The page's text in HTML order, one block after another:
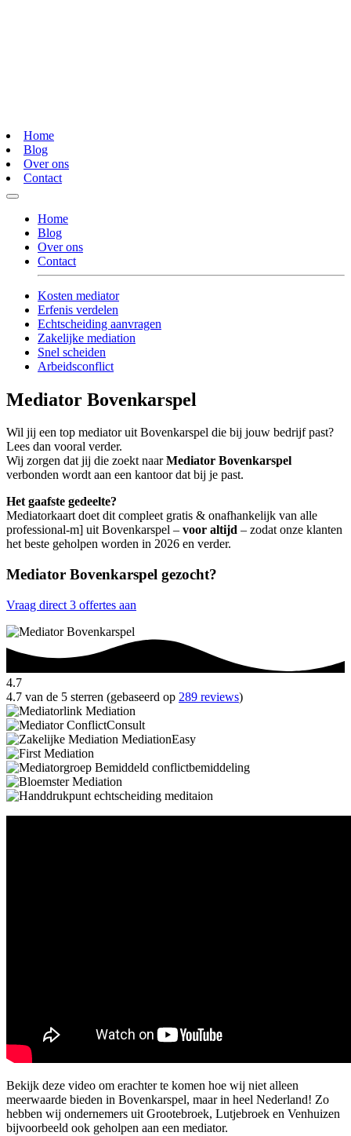
Home
Blog
Over ons
Contact
Home
Blog
Over ons
Contact
Kosten mediator
Erfenis verdelen
Echtscheiding aanvragen
Zakelijke mediation
Snel scheiden
Arbeidsconflict
Mediator Bovenkarspel
Wil jij een top mediator uit Bovenkarspel die bij jouw bedrijf past?
Lees dan vooral verder.
Wij zorgen dat jij die zoekt naarMediator Bovenkarspel
verbonden wordt aan een kantoor dat bij je past.
Het gaafste gedeelte?
Mediatorkaart doet dit compleet gratis & onafhankelijk van alle
professional-m] uit Bovenkarspel – voor altijd – zodat onze klanten
het beste geholpen worden in 2026 en verder.
Mediator Bovenkarspel gezocht?
Vraag direct 3 offertes aan
4.7
4.7 van de 5 sterren (gebaseerd op 289 reviews)
Bekijk deze video om erachter te komen hoe wij niet alleen
meerwaarde bieden in Bovenkarspel, maar in heel Nederland! Zo
hebben wij ondernemers uit Grootebroek, Lutjebroek en Venhuizen
bijvoorbeeld ook geholpen aan een mediator.